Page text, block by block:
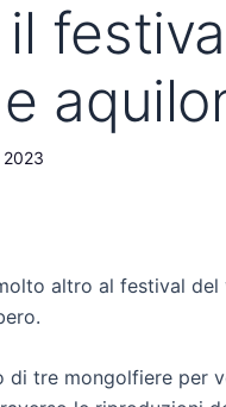
il
2023
altro al festival del
di tre mongolfiere per